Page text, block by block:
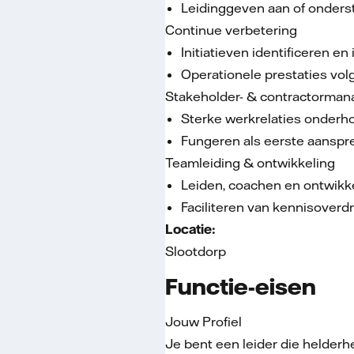
Leidinggeven aan of
Continue verbetering
Initiatieven identificeren
Operationele prestaties
Stakeholder- &
Sterke werkrelaties
Fungeren als eerste
Teamleiding & ontwikkeling
Leiden, coachen en
Faciliteren van
Locatie:
Slootdorp
Functie-eisen
Jouw Profiel
Je bent een leider die